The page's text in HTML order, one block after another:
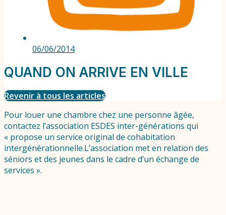
06/06/2014
QUAND ON ARRIVE EN VILLE
Revenir à tous les articles
Pour louer une chambre chez une personne âgée,
contactez l’association ESDES inter-générations qui
« propose un service original de cohabitation
intergénérationnelle.L’association met en relation des
séniors et des jeunes dans le cadre d’un échange de
services ».